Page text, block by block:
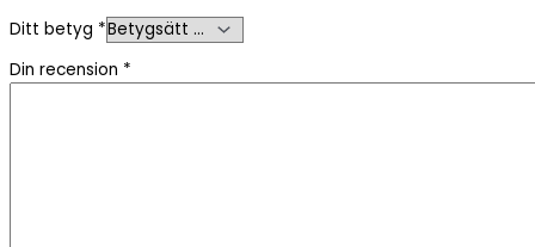
Ditt betyg *
Din recension *